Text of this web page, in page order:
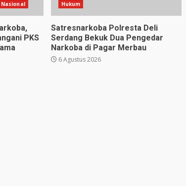
Nasional
PKS
Hukum
Satresnarkoba Polresta Deli
Serdang Bekuk Dua Pengedar
Narkoba di Pagar Merbau
6 Agustus 2026